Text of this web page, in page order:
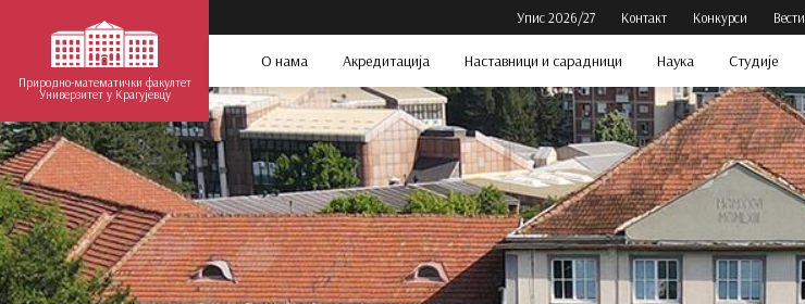
Природно-математички факултет
Универзитет у Крагујевцу
Упис 2026/27 Контакт Конкурси Вести
О нама Акредитација Наставници и сарадници Наука Студије